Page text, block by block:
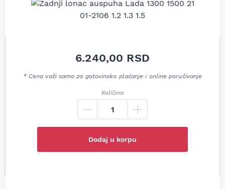
6.240,00 RSD
* Cena važi samo za gotovinsko plaćanje i online poručivanje
Količina
Dodaj u korpu